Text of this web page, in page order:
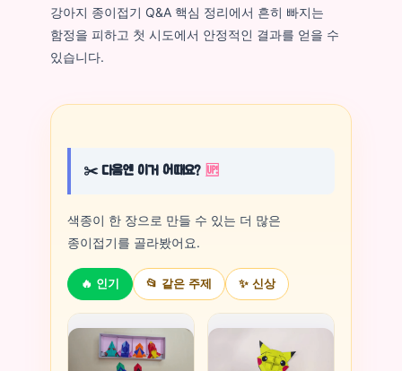
강아지 종이접기 Q&A 핵심 정리에서 흔히 빠지는
함정을 피하고 첫 시도에서 안정적인 결과를 얻을 수
있습니다.
✂️ 다음엔 이거 어때요? 🆙
색종이 한 장으로 만들 수 있는 더 많은
종이접기를 골라봤어요.
🔥 인기 📂 같은 주제 ✨ 신상